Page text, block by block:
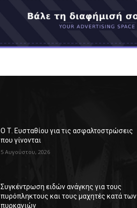
Ο Τ. Ευσταθίου για τις ασφαλτοστρώσεις
που γίνονται
5 Αυγούστου, 2026
Συγκέντρωση ειδών ανάγκης για τους
πυρόπληκτους και τους μαχητές κατά των
πυρκαγιών